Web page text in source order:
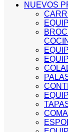
NUEVOS